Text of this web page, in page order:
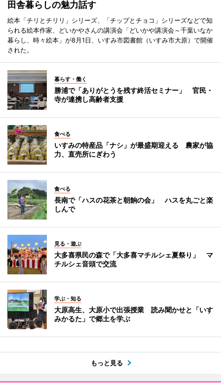
田舎暮らしの魅力話す
絵本「チリとチリリ」シリーズ、「チップとチョコ」シリーズなどで知
られる絵本作家、どいかやさんの講演会「どいかや講演会～千葉いなか
暮らし、時々絵本」が8月1日、いすみ市図書館（いすみ市大原）で開催
された。
暮らす・働く
勝浦で「ありがとうを残す終活セミナー」 官民・
寺が連携し高齢者支援
食べる
いすみの特産品「ナシ」が最盛期迎える 農家が協
力、直売所にぎわう
食べる
長南で「ハスの花茶と朝餉の会」 ハスを丸ごと楽
しんで
見る・遊ぶ
大多喜県民の森で「大多喜マチルシェ夏祭り」 マ
チルシェ音頭で交流
学ぶ・知る
大原高生、大原小で出張授業 読み聞かせと「いす
みかるた」で郷土を学ぶ
もっと見る